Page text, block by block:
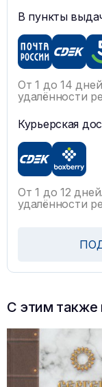
В пункты
От 1 до 14
удалённости
Курьерская
От 1 до 12
удалённости
С этим также